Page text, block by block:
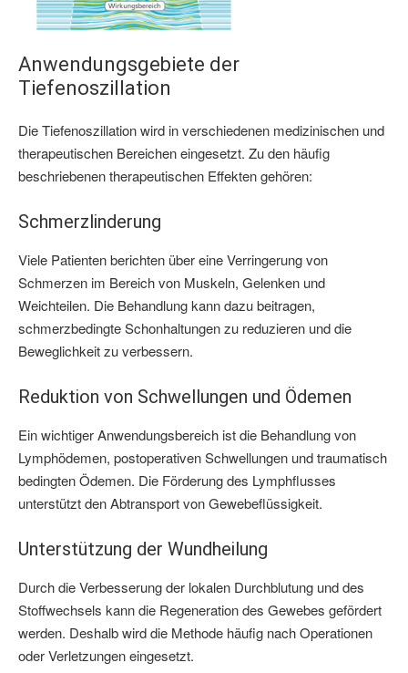
Anwendungsgebiete der
Tiefenoszillation
Die Tiefenoszillation wird in verschiedenen medizinischen und
therapeutischen Bereichen eingesetzt. Zu den häufig
beschriebenen therapeutischen Effekten gehören:
Schmerzlinderung
Viele Patienten berichten über eine Verringerung von
Schmerzen im Bereich von Muskeln, Gelenken und
Weichteilen. Die Behandlung kann dazu beitragen,
schmerzbedingte Schonhaltungen zu reduzieren und die
Beweglichkeit zu verbessern.
Reduktion von Schwellungen und Ödemen
Ein wichtiger Anwendungsbereich ist die Behandlung von
Lymphödemen, postoperativen Schwellungen und traumatisch
bedingten Ödemen. Die Förderung des Lymphflusses
unterstützt den Abtransport von Gewebeflüssigkeit.
Unterstützung der Wundheilung
Durch die Verbesserung der lokalen Durchblutung und des
Stoffwechsels kann die Regeneration des Gewebes gefördert
werden. Deshalb wird die Methode häufig nach Operationen
oder Verletzungen eingesetzt.